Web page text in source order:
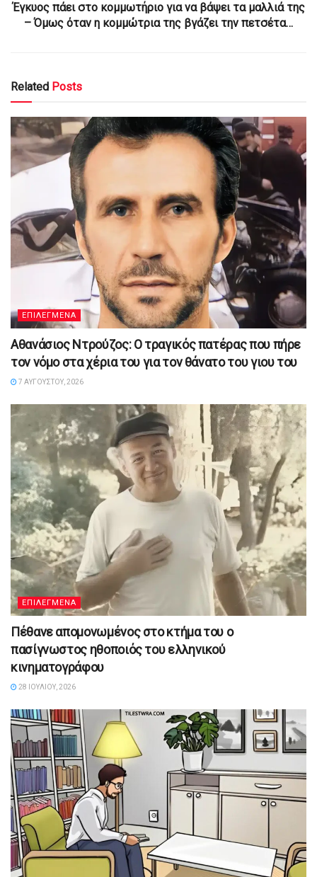
Έγκυος πάει στο κομμωτήριο για να βάψει τα μαλλιά της
– Όμως όταν η κομμώτρια της βγάζει την πετσέτα…
Related Posts
ΕΠΙΛΕΓΜΕΝΑ
Αθανάσιος Ντρούζος: Ο τραγικός πατέρας που πήρε
τον νόμο στα χέρια του για τον θάνατο του γιου του
7 ΑΥΓΟΎΣΤΟΥ, 2026
ΕΠΙΛΕΓΜΕΝΑ
Πέθανε απομονωμένος στο κτήμα του ο
πασίγνωστος ηθοποιός του ελληνικού
κινηματογράφου
28 ΙΟΥΛΊΟΥ, 2026